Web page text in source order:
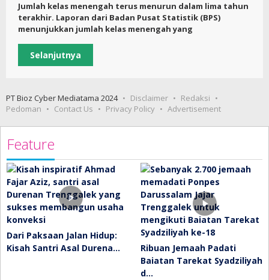
Jumlah kelas menengah terus menurun dalam lima tahun
terakhir. Laporan dari Badan Pusat Statistik (BPS)
menunjukkan jumlah kelas menengah yang
Selanjutnya
PT Bioz Cyber Mediatama 2024 Disclaimer
Redaksi
Pedoman
Contact Us Privacy Policy Advertisement
Feature
Dari Paksaan Jalan Hidup:
Kisah Santri Asal Durena…
Ribuan Jemaah Padati
Baiatan Tarekat Syadziliyah
d…